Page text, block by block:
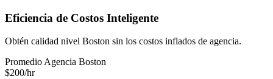
Eficiencia de Costos Inteligente
Obtén calidad nivel Boston sin los costos inflados de agencia.
Promedio Agencia Boston
$200/hr